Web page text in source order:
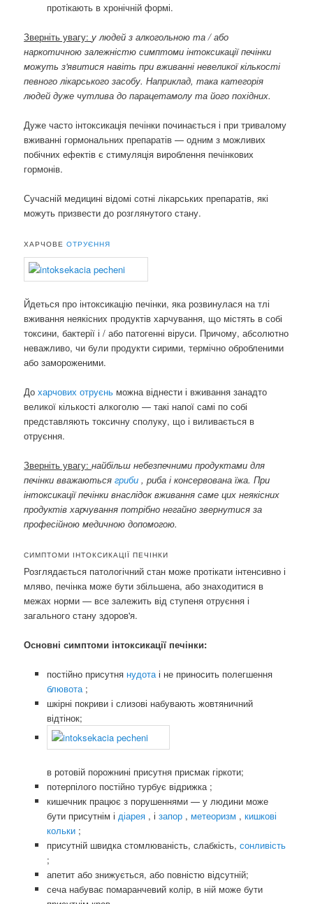
протікають в хронічній формі.
Зверніть увагу:у людей з алкогольною та / або
наркотичною залежністю симптоми інтоксикації печінки
можуть з'явитися навіть при вживанні невеликої кількості
певного лікарського засобу. Наприклад, така категорія
людей дуже чутлива до парацетамолу та його похідних.
Дуже часто інтоксикація печінки починається і при тривалому
вживанні гормональних препаратів — одним з можливих
побічних ефектів є стимуляція вироблення печінкових
гормонів.
Сучасній медицині відомі сотні лікарських препаратів, які
можуть призвести до розглянутого стану.
ХАРЧОВЕОТРУЄННЯ
Йдеться про інтоксикацію печінки, яка розвинулася на тлі
вживання неякісних продуктів харчування, що містять в собі
токсини, бактерії і / або патогенні віруси. Причому, абсолютно
неважливо, чи були продукти сирими, термічно обробленими
або замороженими.
Дохарчових отруєнь можна віднести і вживання занадто
великої кількості алкоголю — такі напої самі по собі
представляють токсичну сполуку, що і виливається в
отруєння.
Зверніть увагу:найбільш небезпечними продуктами для
печінки вважаютьсягриби, риба і консервована їжа. При
інтоксикації печінки внаслідок вживання саме цих неякісних
продуктів харчування потрібно негайно звернутися за
професійною медичною допомогою.
СИМПТОМИ ІНТОКСИКАЦІЇ ПЕЧІНКИ
Розглядається патологічний стан може протікати інтенсивно і
мляво, печінка може бути збільшена, або знаходитися в
межах норми — все залежить від ступеня отруєння і
загального стану здоров'я.
Основні симптоми інтоксикації печінки:
постійно присутня нудотаі не приносить полегшення
блювота ;
шкірні покриви і слизові набувають жовтяничний
відтінок;
в ротовій порожнині присутня присмак гіркоти;
потерпілого постійно турбує відрижка ;
кишечник працює з порушеннями — у людини може
бути присутнім і діарея , і запор , метеоризм , кишкові
кольки ;
присутній швидка стомлюваність, слабкість, сонливість
;
апетит або знижується, або повністю відсутній;
сеча набуває помаранчевий колір, в ній може бути